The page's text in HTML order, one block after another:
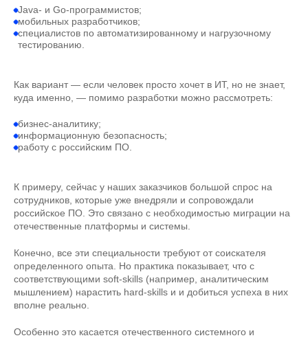
Java- и Go-программистов;
мобильных разработчиков;
специалистов по автоматизированному и нагрузочному
тестированию.
Как вариант — если человек просто хочет в ИТ, но не знает,
куда именно, — помимо разработки можно рассмотреть:
бизнес-аналитику;
информационную безопасность;
работу с российским ПО.
К примеру, сейчас у наших заказчиков большой спрос на
сотрудников, которые уже внедряли и сопровождали
российское ПО. Это связано с необходимостью миграции на
отечественные платформы и системы.
Конечно, все эти специальности требуют от соискателя
определенного опыта. Но практика показывает, что с
соответствующими soft-skills (например, аналитическим
мышлением) нарастить hard-skills и и добиться успеха в них
вполне реально.
Особенно это касается отечественного системного и